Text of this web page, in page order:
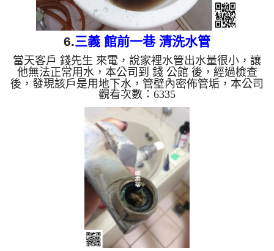
6.三義 館前一巷 清洗水管
當天客戶 錢先生 來電，說家裡水管出水量很小，讓
他無法正常用水，本公司到 錢 公館 後，經過檢查
後，發現該戶是用地下水，管壁內密佈管垢，本公司
架設 管路清洗機 ，開始 清洗水管 ，黑水一直從水龍
頭流出，如下圖及影片，客戶 錢先生 看了覺得很誇
張，這狀況造成了管路數度堵塞，本公司改以特殊工
法處理 水管清洗 約四個小時後，出水量正常，錢先
生 能正常的用水了。 清洗水管, 水管清洗, 洗水管,
熱水管堵塞, 熱水忽冷忽熱, 洗管路 ...
觀看次數：6335